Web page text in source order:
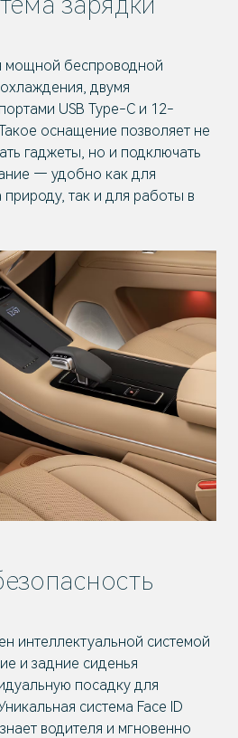
мощной беспроводной
двумя
USB Type-C и 12-
оснащение позволяет не
гаджеты, но и подключать
— удобно как для
так и для работы в
интеллектуальной системой
и задние сиденья
посадку для
система Face ID
водителя и мгновенно